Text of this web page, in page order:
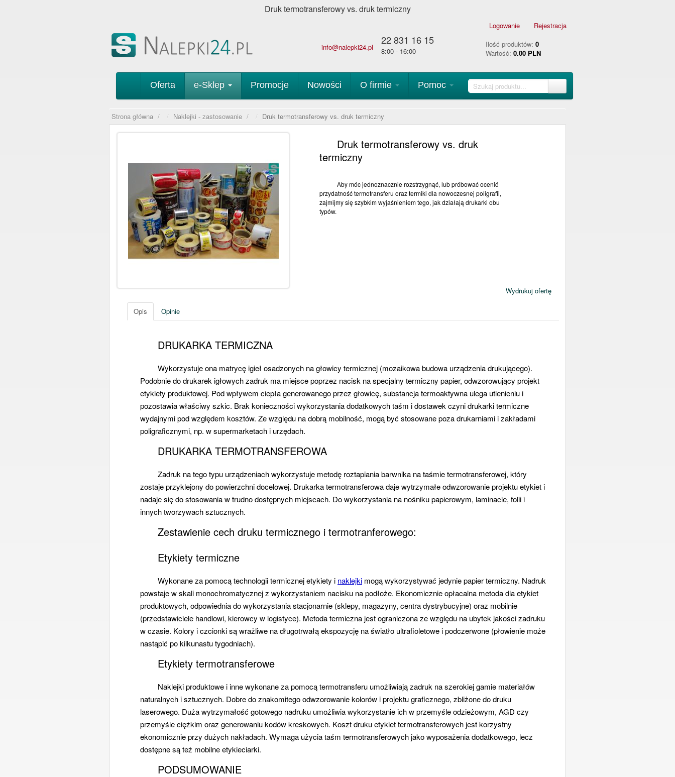
Druk termotransferowy vs. druk termiczny
Logowanie Rejestracja
info@nalepki24.pl
22 831 16 15
8:00 - 16:00
Ilość produktów: 0
Wartość: 0.00 PLN
Oferta e-Sklep Promocje Nowości O firmie Pomoc
Strona główna / Naklejki - zastosowanie / Druk termotransferowy vs. druk termiczny
Druk termotransferowy vs. druk
termiczny
Aby móc jednoznacznie rozstrzygnąć, lub próbować ocenić
przydatność termotransferu oraz termiki dla nowoczesnej poligrafii,
zajmijmy się szybkim wyjaśnieniem tego, jak działają drukarki obu
typów.
Wydrukuj ofertę
Opis Opinie
DRUKARKA TERMICZNA
Wykorzystuje ona matrycę igieł osadzonych na głowicy termicznej (mozaikowa budowa urządzenia drukującego).
Podobnie do drukarek igłowych zadruk ma miejsce poprzez nacisk na specjalny termiczny papier, odwzorowujący projekt
etykiety produktowej. Pod wpływem ciepła generowanego przez głowicę, substancja termoaktywna ulega utlenieniu i
pozostawia właściwy szkic. Brak konieczności wykorzystania dodatkowych taśm i dostawek czyni drukarki termiczne
wydajnymi pod względem kosztów. Ze względu na dobrą mobilność, mogą być stosowane poza drukarniami i zakładami
poligraficznymi, np. w supermarketach i urzędach.
DRUKARKA TERMOTRANSFEROWA
Zadruk na tego typu urządzeniach wykorzystuje metodę roztapiania barwnika na taśmie termotransferowej, który
zostaje przyklejony do powierzchni docelowej. Drukarka termotransferowa daje wytrzymałe odwzorowanie projektu etykiet i
nadaje się do stosowania w trudno dostępnych miejscach. Do wykorzystania na nośniku papierowym, laminacie, folii i
innych tworzywach sztucznych.
Zestawienie cech druku termicznego i termotranferowego:
Etykiety termiczne
Wykonane za pomocą technologii termicznej etykiety i naklejki mogą wykorzystywać jedynie papier termiczny. Nadruk
powstaje w skali monochromatycznej z wykorzystaniem nacisku na podłoże. Ekonomicznie opłacalna metoda dla etykiet
produktowych, odpowiednia do wykorzystania stacjonarnie (sklepy, magazyny, centra dystrybucyjne) oraz mobilnie
(przedstawiciele handlowi, kierowcy w logistyce). Metoda termiczna jest ograniczona ze względu na ubytek jakości zadruku
w czasie. Kolory i czcionki są wrażliwe na długotrwałą ekspozycję na światło ultrafioletowe i podczerwone (płowienie może
nastąpić po kilkunastu tygodniach).
Etykiety termotransferowe
Naklejki produktowe i inne wykonane za pomocą termotransferu umożliwiają zadruk na szerokiej gamie materiałów
naturalnych i sztucznych. Dobre do znakomitego odwzorowanie kolorów i projektu graficznego, zbliżone do druku
laserowego. Duża wytrzymałość gotowego nadruku umożliwia wykorzystanie ich w przemyśle odzieżowym, AGD czy
przemyśle ciężkim oraz generowaniu kodów kreskowych. Koszt druku etykiet termotransferowych jest korzystny
ekonomicznie przy dużych nakładach. Wymaga użycia taśm termotransferowych jako wyposażenia dodatkowego, lecz
dostępne są też mobilne etykieciarki.
PODSUMOWANIE